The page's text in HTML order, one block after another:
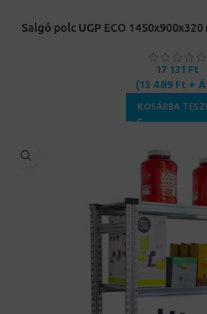
Salgó polc UGP ECO
17 131 Ft
(13 489Ft +
KOSÁRBA